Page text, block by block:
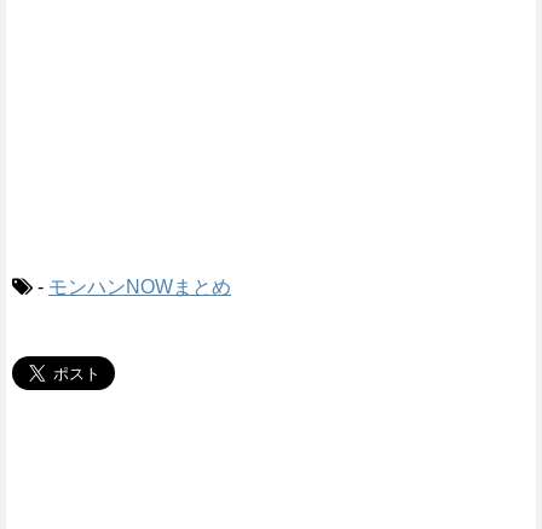
- モンハンNOWまとめ